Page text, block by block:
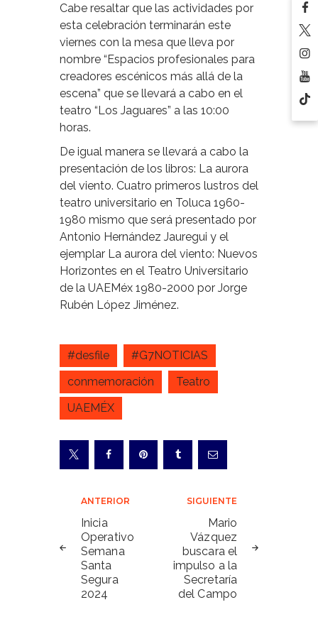
Cabe resaltar que las actividades por
esta celebración terminarán este
viernes con la mesa que lleva por
nombre “Espacios profesionales para
creadores escénicos más allá de la
escena” que se llevará a cabo en el
teatro “Los Jaguares” a las 10:00
horas.
De igual manera se llevará a cabo la
presentación de los libros: La aurora
del viento. Cuatro primeros lustros del
teatro universitario en Toluca 1960-
1980 mismo que será presentado por
Antonio Hernández Jauregui y el
ejemplar La aurora del viento: Nuevos
Horizontes en el Teatro Universitario
de la UAEMéx 1980-2000 por Jorge
Rubén López Jiménez.
#desfile
#G7NOTICIAS
conmemoración
Teatro
UAEMÉX
Navegación
de
entradas
ANTERIOR
Inicia
Operativo
Semana
Santa
Segura
2024
SIGUIENTE
Mario
Vázquez
buscara el
impulso a la
Secretaría
del Campo